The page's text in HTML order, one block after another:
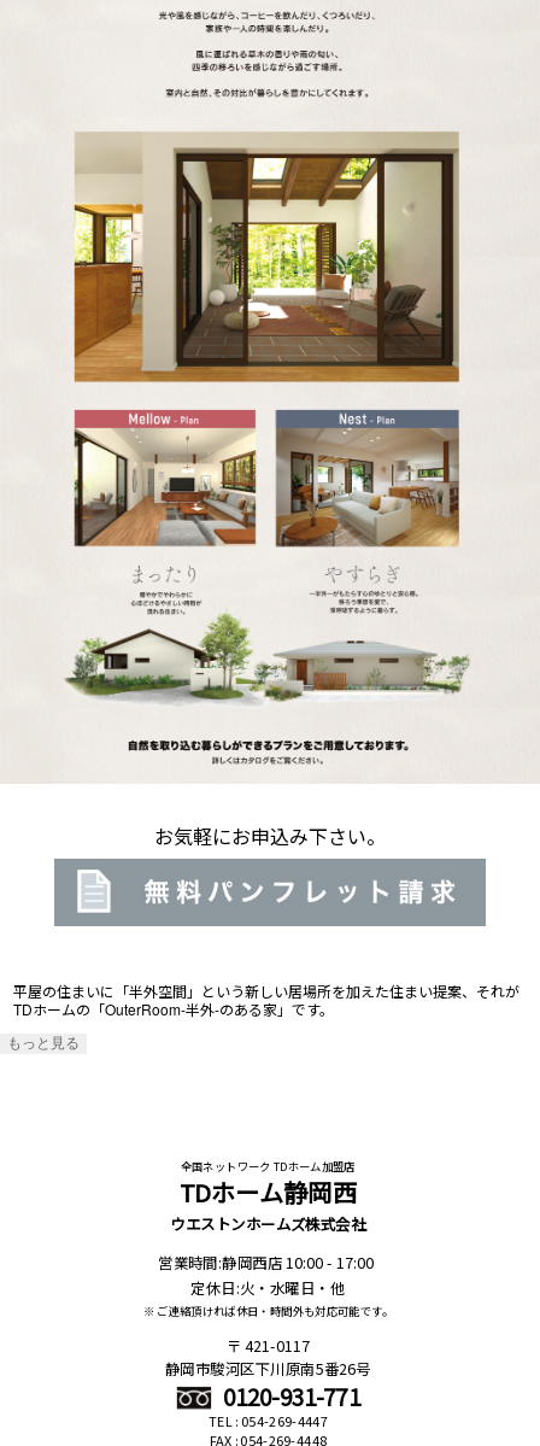
お気軽にお申込み下さい。
平屋の住まいに「半外空間」という新しい居場所を加えた住まい提案、それが
TDホームの「OuterRoom-半外-のある家」です。
もっと見る
全国ネットワーク TDホーム加盟店
TDホーム静岡西
ウエストンホームズ株式会社
営業時間:静岡西店 10:00 - 17:00
定休日:火・水曜日・他
※ ご連絡頂ければ休日・時間外も対応可能です。
421-0117
静岡市駿河区下川原南5番26号
0120-931-771
TEL : 054-269-4447
FAX : 054-269-4448